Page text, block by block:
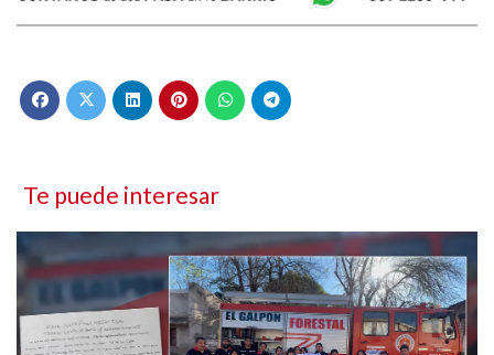
Te puede interesar